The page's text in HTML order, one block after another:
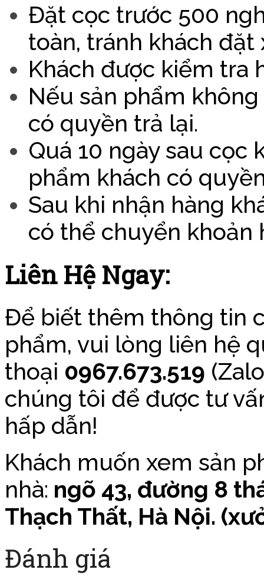
Đặt cọc trước 500
toàn, tránh khách đặt
Khách được kiểm tra
Nếu sản phẩm
có quyền trả lại.
Quá 10 ngày sau cọc
phẩm khách có
Sau khi nhận hàng
có thể chuyển khoản
Liên Hệ Ngay:
Để biết thêm thông tin
phẩm, vui lòng liên hệ
thoại 0967.673.519
chúng tôi để được tư
hấp dẫn!
Khách muốn xem sản
nhà: ngõ 43, đường 8
Thạch Thất, Hà Nội.
Đánh giá